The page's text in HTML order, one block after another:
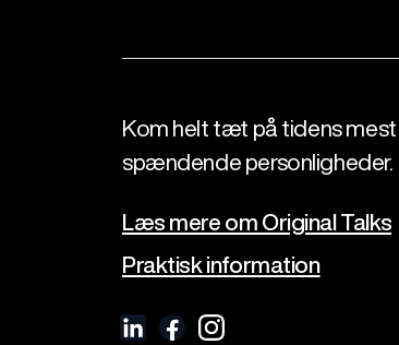
Kom helt tæt på tidens
spændende personligheder.
Læs mere om Original Talks
Praktisk information